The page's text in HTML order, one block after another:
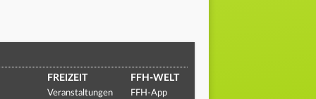
FREIZEIT
Veranstaltungen
FFH-WELT
FFH-App